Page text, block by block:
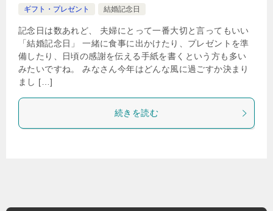
ギフト・プレゼント
結婚記念日
記念日は数あれど、 夫婦にとって一番大切と言ってもいい
「結婚記念日」 一緒に食事に出かけたり、プレゼントを準
備したり、日頃の感謝を伝える手紙を書くという方も多い
みたいですね。 みなさん今年はどんな風に過ごすか決まり
まし […]
続きを読む